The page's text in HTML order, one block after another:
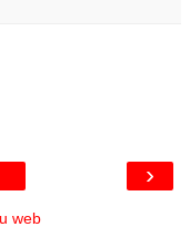
›
web